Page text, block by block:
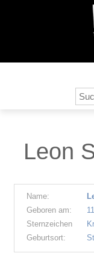
Leon
Name:
Geboren am:
Sternzeichen
Geburtsort: